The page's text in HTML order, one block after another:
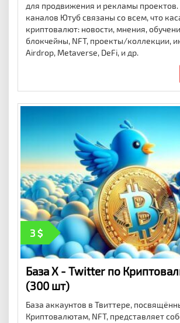
для продвижения и рекламы проектов.
каналов Ютуб связаны со всем, что
криптовалют: новости, мнения,
блокчейны, NFT, проекты/коллекции,
Airdrop, Metaverse, DeFi, и др.
3
База X - Twitter по
(300 шт)
База аккаунтов в Твиттере,
Криптовалютам, NFT, представляет